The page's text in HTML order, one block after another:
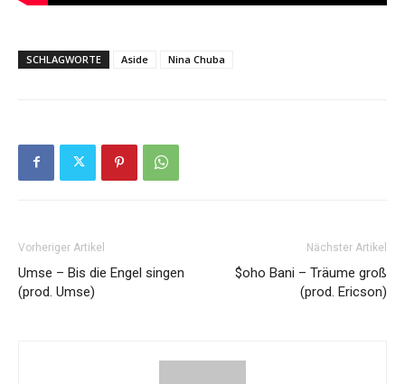
SCHLAGWORTE Aside Nina Chuba
Vorheriger Artikel
Umse – Bis die Engel singen
(prod. Umse)
Nächster Artikel
$oho Bani – Träume groß
(prod. Ericson)